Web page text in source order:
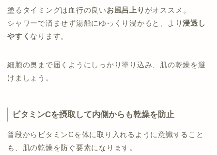
塗るタイミングは血行の良いお風呂上り がオススメ。
シャワーで済ませず湯船にゆっくり浸かると、より浸透し
やすく なります。
細胞の奥まで届くようにしっかり塗り込み、肌の乾燥を避
けましょう。
ビタミンCを摂取して内側からも乾燥を防止
普段からビタミンCを体に取り入れるように意識すること
も、肌の乾燥を防ぐ要素になります。